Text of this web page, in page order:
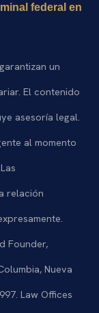
federal en
un
El contenido
asesoría legal.
al momento
relación
Founder,
Nueva
Law Offices